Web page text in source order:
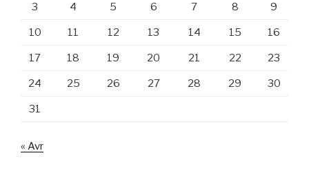
3 4 5 6 7 8 9
10 11 12 13 14 15 16
17 18 19 20 21 22 23
24 25 26 27 28 29 30
31
« Avr